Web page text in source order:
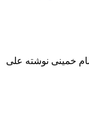
خمینی نوشته علی